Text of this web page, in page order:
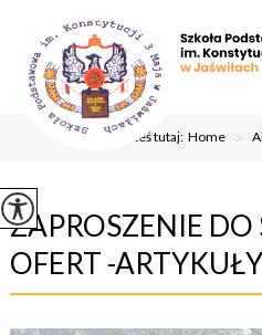
Jesteś tutaj:Home >
ZAPROSZENIE
OFERT -